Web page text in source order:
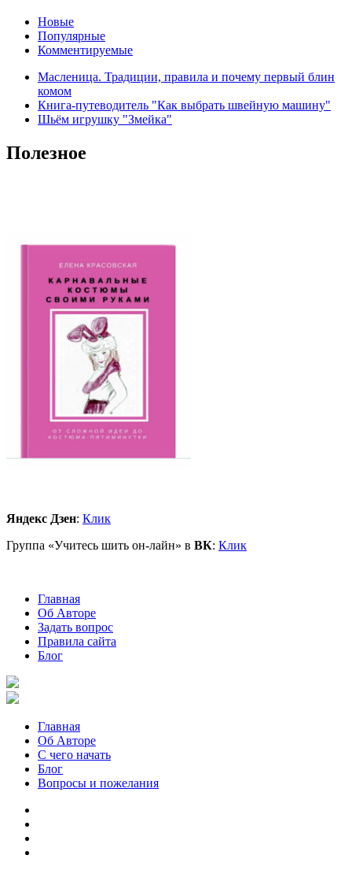
Новые
Популярные
Комментируемые
Масленица. Традиции, правила и почему первый блин
комом
Книга-путеводитель "Как выбрать швейную машину"
Шьём игрушку "Змейка"
Полезное
Яндекс Дзен: Клик
Группа «Учитесь шить он-лайн» в ВК: Клик
Главная
Об Авторе
Задать вопрос
Правила сайта
Блог
Главная
Об Авторе
С чего начать
Блог
Вопросы и пожелания